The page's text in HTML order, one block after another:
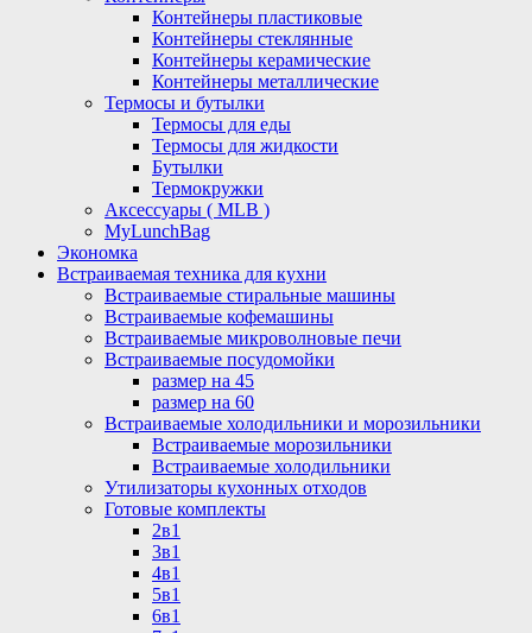
Контейнеры пластиковые
Контейнеры стеклянные
Контейнеры керамические
Контейнеры металлические
Термосы и бутылки
Термосы для еды
Термосы для жидкости
Бутылки
Термокружки
Аксессуары ( MLB )
MyLunchBag
Экономка
Встраиваемая техника для кухни
Встраиваемые стиральные машины
Встраиваемые кофемашины
Встраиваемые микроволновые печи
Встраиваемые посудомойки
размер на 45
размер на 60
Встраиваемые холодильники и морозильники
Встраиваемые морозильники
Встраиваемые холодильники
Утилизаторы кухонных отходов
Готовые комплекты
2в1
3в1
4в1
5в1
6в1